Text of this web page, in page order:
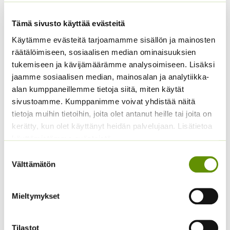
Tämä sivusto käyttää evästeitä
Käytämme evästeitä tarjoamamme sisällön ja mainosten
räätälöimiseen, sosiaalisen median ominaisuuksien
tukemiseen ja kävijämäärämme analysoimiseen. Lisäksi
jaamme sosiaalisen median, mainosalan ja analytiikka-
alan kumppaneillemme tietoja siitä, miten käytät
sivustoamme. Kumppanimme voivat yhdistää näitä
tietoja muihin tietoihin, joita olet antanut heille tai joita on
kerätty, kun olet käyttänyt heidän palvelujaan. Lisätietoa
käyttämistämme evästeistä
valinta
Välttämätön
Mieltymykset
Tilastot
viherkasvimullassa tai kukkamullassa. Vaikka juuristo on
mullanvaihdon yhteydessä juurimukuloita voidaan
poistaa.
Kasvukaudella hienohelmaa kastellaan säännöllisesti ja
runsaasti, pintamulta saa kasteluiden välillä kuivahtaa.
Talvella kastelu saa olla melko vähäistä. Keväästä
syksyyn hienohelmaa lannoitetaan kastelun
yhteydessä viherkasviravinteella tai kasviravinteella.
mullanvaihdon yhteydessä.
Tutustu myös